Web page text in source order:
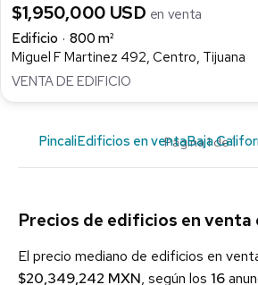
$1,950,000 USD en venta
Edificio
800 m²
Miguel F Martinez 492, Centro, Tijuana
VENTA DE EDIFICIO
Página 1 de 1
PincaliEdificios en ventaBaja
Precios de edificios en venta
El precio mediano de edificios en
$20,349,242 MXN, según los 16